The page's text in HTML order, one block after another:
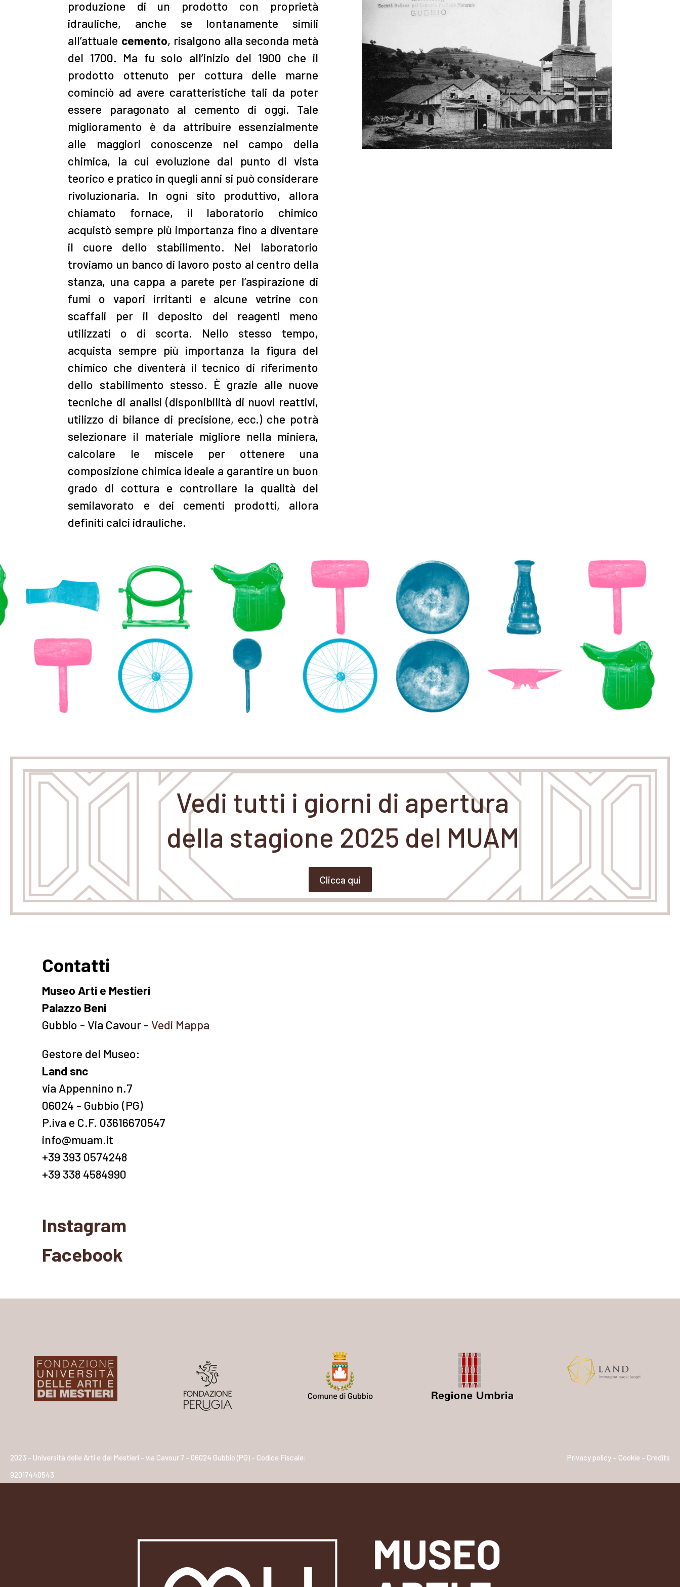
produzione di un prodotto con proprietà
idrauliche, anche se lontanamente simili
all’attuale cemento, risalgono alla seconda metà
del 1700. Ma fu solo all’inizio del 1900 che il
prodotto ottenuto per cottura delle marne
cominciò ad avere caratteristiche tali da poter
essere paragonato al cemento di oggi. Tale
miglioramento è da attribuire essenzialmente
alle maggiori conoscenze nel campo della
chimica, la cui evoluzione dal punto di vista
teorico e pratico in quegli anni si può considerare
rivoluzionaria. In ogni sito produttivo, allora
chiamato fornace, il laboratorio chimico
acquistò sempre più importanza fino a diventare
il cuore dello stabilimento. Nel laboratorio
troviamo un banco di lavoro posto al centro della
stanza, una cappa a parete per l’aspirazione di
fumi o vapori irritanti e alcune vetrine con
scaffali per il deposito dei reagenti meno
utilizzati o di scorta. Nello stesso tempo,
acquista sempre più importanza la figura del
chimico che diventerà il tecnico di riferimento
dello stabilimento stesso. È grazie alle nuove
tecniche di analisi (disponibilità di nuovi reattivi,
utilizzo di bilance di precisione, ecc.) che potrà
selezionare il materiale migliore nella miniera,
calcolare le miscele per ottenere una
composizione chimica ideale a garantire un buon
grado di cottura e controllare la qualità del
semilavorato e dei cementi prodotti, allora
definiti calci idrauliche.
Vedi tutti i giorni di apertura
della stagione 2025 del MUAM
Clicca qui
Contatti
Museo Arti e Mestieri
Palazzo Beni
Gubbio - Via Cavour -Vedi Mappa
Gestore del Museo:
Land snc
via Appennino n.7
06024 - Gubbio (PG)
P.iva e C.F. 03616670547
info@muam.it
+39 393 0574248
+39 338 4584990
Instagram
Facebook
2023 - Università delle Arti e dei Mestieri - via Cavour 7 - 06024 Gubbio (PG) - Codice Fiscale:
92017440543
Privacy policy – Cookie - Credits